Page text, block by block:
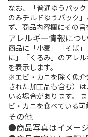
なお、「普通ゆうパッ
のみチルドゆうパック
ず、商品内容欄にその旨
アレルギー情報につ
商品に「小麦」「そば
に」「くるみ」のアレ
を表示します。
※エビ・カニを除く魚
された加工品も含む）
いる場合があります。
ビ・カニを食べている可
その他
商品写真はイメージ